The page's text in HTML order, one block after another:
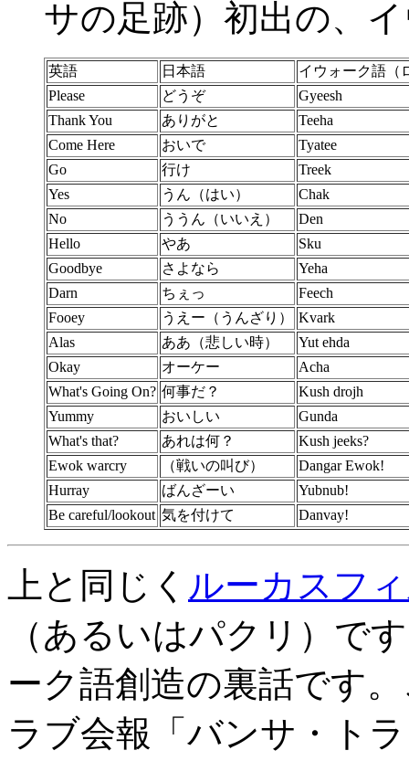
サの足跡）初出の、
英語 日本語
イウォーク語（
Please
どうぞ
Gyeesh
Thank You
ありがと
Teeha
Come Here
おいで
Tyatee
Go
行け
Treek
Yes
うん（はい）
Chak
No
ううん（いいえ）
Den
Hello
やあ
Sku
Goodbye
さよなら
Yeha
Darn
ちぇっ
Feech
Fooey
うえー（うんざり）
Kvark
Alas
ああ（悲しい時）
Yut ehda
Okay
オーケー
Acha
What's Going On? 何事だ？
Kush drojh
Yummy
おいしい
Gunda
What's that?
あれは何？
Kush jeeks?
Ewok warcry
（戦いの叫び）
Dangar Ewok!
Hurray
ばんざーい
Yubnub!
Be careful/lookout 気を付けて Danvay!
上と同じく ルーカスフ
（あるいはパクリ）で
ーク語創造の裏話です
ラブ会報「バンサ・ト